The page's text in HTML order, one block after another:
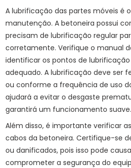
A lubrificação das partes móveis é
manutenção. A betoneira possui
precisam de lubrificação regular
corretamente. Verifique o manual
identificar os pontos de
adequado. A lubrificação deve ser
ou conforme a frequência de uso
ajudará a evitar o desgaste
garantirá um funcionamento suave.
Além disso, é importante verificar
cabos da betoneira. Certifique-se
ou danificados, pois isso pode
comprometer a segurança do